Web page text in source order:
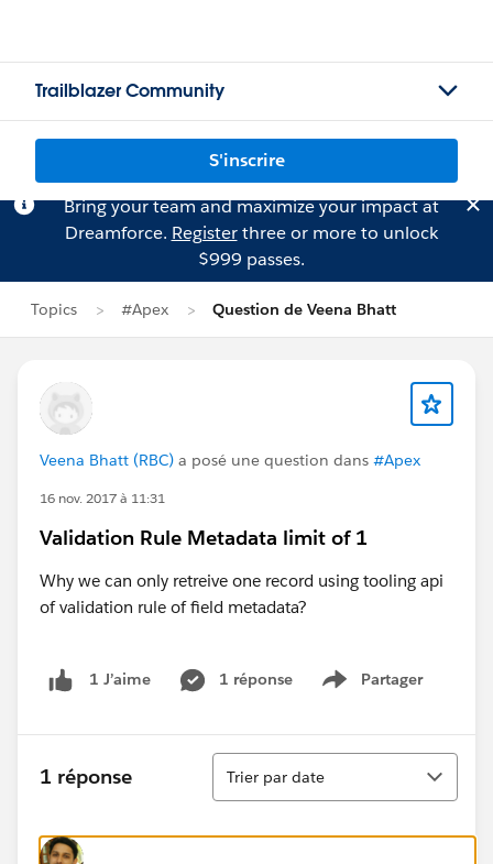
Trailblazer Community
S'inscrire
Bring your team and maximize your impact at
Dreamforce. Registerthree or more to unlock
$999 passes.
Topics #Apex Question de Veena Bhatt
Veena Bhatt (RBC) a posé une question dans #Apex
16 nov. 2017 à 11:31
Validation Rule Metadata limit of 1
Why we can only retreive one record using tooling api
of validation rule of field metadata?
1 J’aime 1 réponse Partager
Show menu
1 réponse
Tri
Trier par date